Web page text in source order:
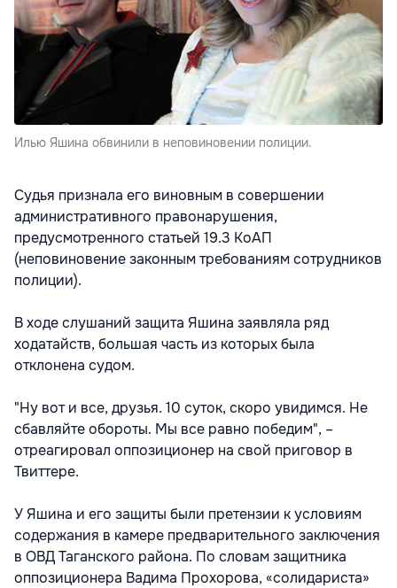
Илью Яшина обвинили в неповиновении полиции.
Судья признала его виновным в совершении
административного правонарушения,
предусмотренного статьей 19.3 КоАП
(неповиновение законным требованиям сотрудников
полиции).
В ходе слушаний защита Яшина заявляла ряд
ходатайств, большая часть из которых была
отклонена судом.
"Ну вот и все, друзья. 10 суток, скоро увидимся. Не
сбавляйте обороты. Мы все равно победим", –
отреагировал оппозиционер на свой приговор в
Твиттере.
У Яшина и его защиты были претензии к условиям
содержания в камере предварительного заключения
в ОВД Таганского района. По словам защитника
оппозиционера Вадима Прохорова, «солидариста»